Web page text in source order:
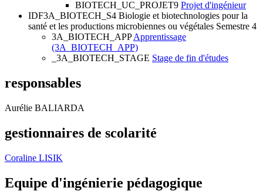
BIOTECH_UC_PROJET9 Projet d'ingénieur
IDF3A_BIOTECH_S4 Biologie et biotechnologies pour la
santé et les productions microbiennes ou végétales Semestre 4
3A_BIOTECH_APP Apprentissage
(3A_BIOTECH_APP)
_3A_BIOTECH_STAGE Stage de fin d'études
responsables
Aurélie BALIARDA
gestionnaires de scolarité
Coraline LISIK
Equipe d'ingénierie pédagogique